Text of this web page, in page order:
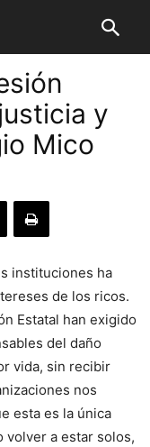
y
Mico
instituciones ha
de los ricos.
Estatal han exigido
del daño
vida, sin recibir
nos
esta es la única
volver a estar solos,